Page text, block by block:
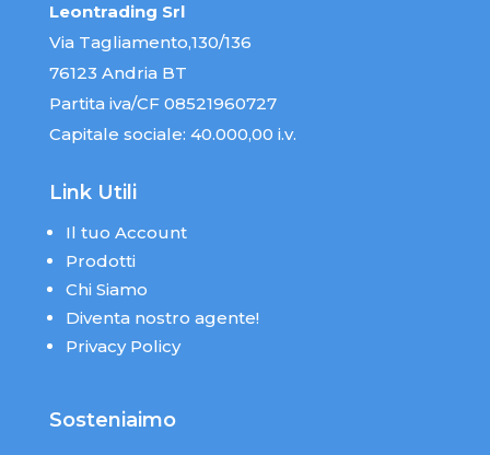
Leontrading Srl
Via Tagliamento,130/136
76123 Andria BT
Partita iva/CF 08521960727
Capitale sociale: 40.000,00 i.v.
Link Utili
Il tuo Account
Prodotti
Chi Siamo
Diventa nostro agente!
Privacy Policy
Sosteniaimo